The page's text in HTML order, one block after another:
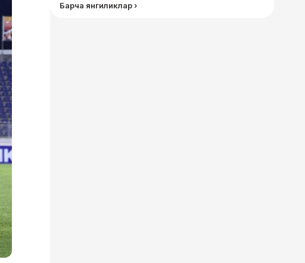
Барча янгиликлар ›